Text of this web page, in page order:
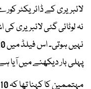
لائبریری کے ڈائریکٹر
نہ لوٹائی گئی لائبریری
پہلی بار دیکھنے میں آیا